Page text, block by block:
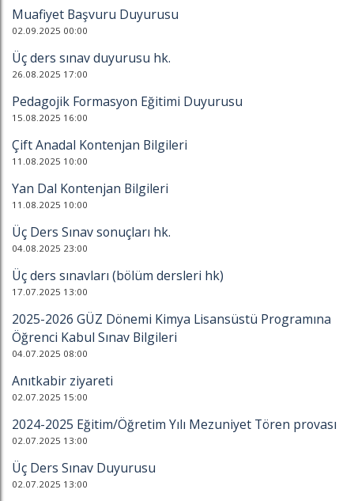
Muafiyet Başvuru Duyurusu
02.09.2025 00:00
Üç ders sınav duyurusu hk.
26.08.2025 17:00
Pedagojik Formasyon Eğitimi Duyurusu
15.08.2025 16:00
Çift Anadal Kontenjan Bilgileri
11.08.2025 10:00
Yan Dal Kontenjan Bilgileri
11.08.2025 10:00
Üç Ders Sınav sonuçları hk.
04.08.2025 23:00
Üç ders sınavları (bölüm dersleri hk)
17.07.2025 13:00
2025-2026 GÜZ Dönemi Kimya Lisansüstü Programına
Öğrenci Kabul Sınav Bilgileri
04.07.2025 08:00
Anıtkabir ziyareti
02.07.2025 15:00
2024-2025 Eğitim/Öğretim Yılı Mezuniyet Tören provası
02.07.2025 13:00
Üç Ders Sınav Duyurusu
02.07.2025 13:00